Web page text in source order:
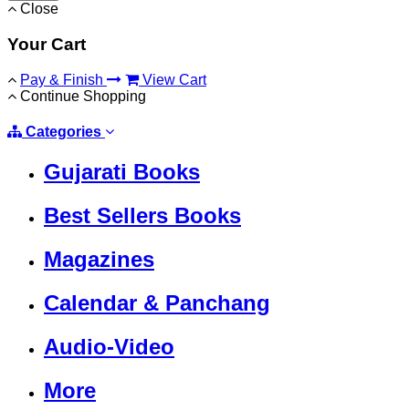
Close
Your Cart
Pay & Finish
View Cart
Continue Shopping
Categories
Gujarati Books
Best Sellers Books
Magazines
Calendar & Panchang
Audio-Video
More